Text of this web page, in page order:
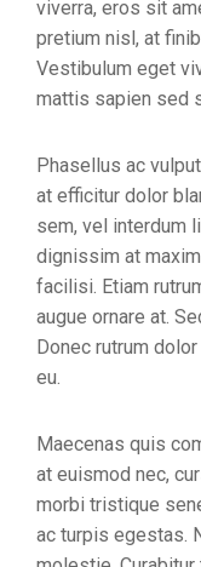
viverra, eros sit
pretium nisl, at
Vestibulum eget
mattis sapien sed
Phasellus ac
at efficitur dolor
sem, vel interdum
dignissim at
facilisi. Etiam
augue ornare at.
Donec rutrum
eu.
Maecenas quis
at euismod nec,
morbi tristique
ac turpis egestas.